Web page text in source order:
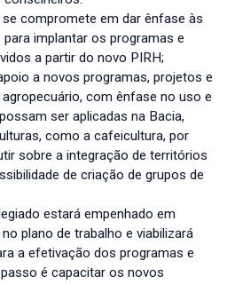
compromete em dar ênfase às
implantar os programas e
a partir do novo PIRH;
a novos programas, projetos e
com ênfase no uso e
ser aplicadas na Bacia,
como a cafeicultura, por
sobre a integração de territórios
de criação de grupos de
estará empenhado em
plano de trabalho e viabilizará
a efetivação dos programas e
é capacitar os novos